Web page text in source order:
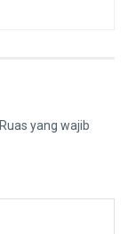
Ruas yang wajib